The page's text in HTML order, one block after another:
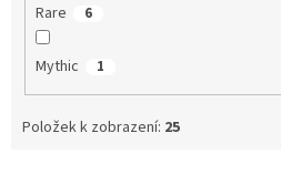
Rare 6
Mythic 1
Položek k zobrazení: 25